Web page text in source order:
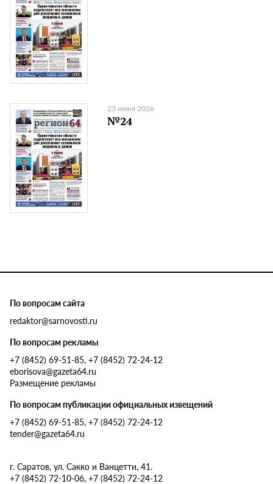
23 июня 2026
№24
По вопросам сайта
redaktor@sarnovosti.ru
По вопросам рекламы
+7 (8452) 69-51-85, +7 (8452) 72-24-12
eborisova@gazeta64.ru
Размещение рекламы
По вопросам публикации официальных извещений
+7 (8452) 69-51-85, +7 (8452) 72-24-12
tender@gazeta64.ru
г. Саратов, ул. Сакко и Ванцетти, 41.
+7 (8452) 72-10-06, +7 (8452) 72-24-12